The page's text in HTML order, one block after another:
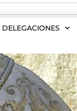
DELEGACIONES